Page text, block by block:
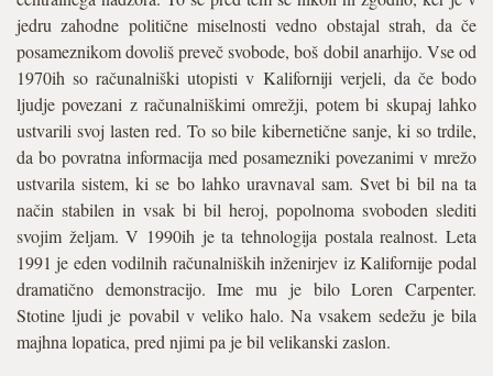
jedru zahodne politične miselnosti vedno obstajal strah, da če
posameznikom dovoliš preveč svobode, boš dobil anarhijo. Vse od
1970ih so računalniški utopisti v Kaliforniji verjeli, da če bodo
ljudje povezani z računalniškimi omrežji, potem bi skupaj lahko
ustvarili svoj lasten red. To so bile kibernetične sanje, ki so trdile,
da bo povratna informacija med posamezniki povezanimi v mrežo
ustvarila sistem, ki se bo lahko uravnaval sam. Svet bi bil na ta
način stabilen in vsak bi bil heroj, popolnoma svoboden slediti
svojim željam. V 1990ih je ta tehnologija postala realnost. Leta
1991 je eden vodilnih računalniških inženirjev iz Kalifornije podal
dramatično demonstracijo. Ime mu je bilo Loren Carpenter.
Stotine ljudi je povabil v veliko halo. Na vsakem sedežu je bila
majhna lopatica, pred njimi pa je bil velikanski zaslon.